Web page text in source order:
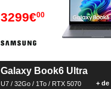
3299€00
Galaxy Book6 Ultra
U7 / 32Go / 1To / RTX 5070 + de